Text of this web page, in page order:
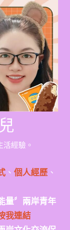
經驗。
、 個人經歷、
量〞兩岸青年
我連結